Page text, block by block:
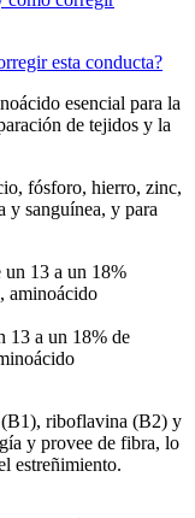
esta conducta?
esencial para la
de tejidos y la
fósforo, hierro, zinc,
y sanguínea, y para
13 a un 18% de
riboflavina (B2) y
y provee de fibra, lo
estreñimiento.